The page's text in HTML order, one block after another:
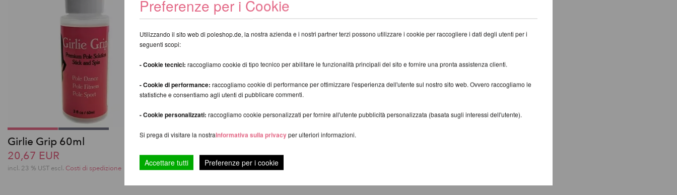
Girlie Grip 60ml
20,67 EUR
incl. 23 % UST escl. Costi di spedizione
iTac2 Pole Fitness Grip 45 g
20,67 EUR
incl. 23 % UST escl.Costi di spedizione
Lupit Pole Grip G3
Preferenze per i Cookie
Utilizzando il sito web di poleshop.de, la nostra azienda e i nostri partner terzi possono utilizzare i cookie per raccogliere i dati degli utenti per i
seguenti scopi:
- Cookie tecnici: raccogliamo cookie di tipo tecnico per abilitare le funzionalità principali del sito e fornire una pronta assistenza clienti.
- Cookie di performance: raccogliamo cookie di performance per ottimizzare l'esperienza dell'utente sul nostro sito web. Ovvero raccogliamo le
statistiche e consentiamo agli utenti di pubblicare commenti.
- Cookie personalizzati: raccogliamo cookie personalizzati per fornire all'utente pubblicità personalizzata (basata sugli interessi dell'utente).
Si prega di visitare la nostraInformativa sulla privacy per ulteriori informazioni.
Accettare tutti Preferenze per i cookie